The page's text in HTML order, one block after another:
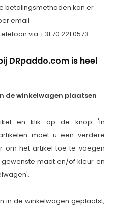
betalingsmethoden kan er
email
via +31 70 221 0573
DRpaddo.com is heel
de winkelwagen plaatsen
en klik op de knop 'In
moet u een verdere
om het artikel toe te voegen
maat en/of kleur en
in de winkelwagen geplaatst,